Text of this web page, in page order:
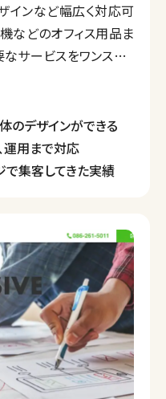
インなど幅広く対応可
などのオフィス用品ま
サービスをワンストッ
のデザインができる
運用まで対応
集客してきた実績